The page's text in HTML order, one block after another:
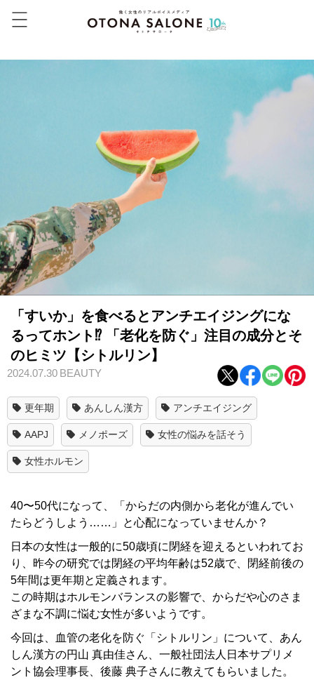
「すいか」を食べるとアンチエイジングにな
るってホント⁉ 「老化を防ぐ」注目の成分とそ
のヒミツ【シトルリン】
2024.07.30 BEAUTY
更年期 あんしん漢方 アンチエイジング
AAPJ メノポーズ 女性の悩みを話そう
女性ホルモン
40〜50代になって、「からだの内側から老化が進んでい
たらどうしよう……」と心配になっていませんか？
日本の女性は一般的に50歳頃に閉経を迎えるといわれてお
り、昨今の研究では閉経の平均年齢は52歳で、閉経前後の
5年間は更年期と定義されます。
この時期はホルモンバランスの影響で、からだや心のさま
ざまな不調に悩む女性が多いようです。
今回は、血管の老化を防ぐ「シトルリン」について、あん
しん漢方の円山 真由佳さん、一般社団法人日本サプリメ
ント協会理事長、後藤 典子さんに教えてもらいました。